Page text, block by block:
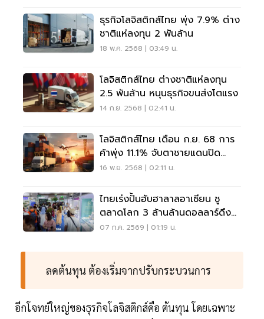
ธุรกิจโลจิสติกส์ไทย พุ่ง 7.9% ต่าง
ชาติแห่ลงทุน 2 พันล้าน
18 พ.ค. 2568 | 03:49 น.
โลจิสติกส์ไทย ต่างชาติแห่ลงทุน
2.5 พันล้าน หนุนธุรกิจขนส่งโตแรง
14 ก.ย. 2568 | 02:41 น.
โลจิสติกส์ไทย เดือน ก.ย. 68 การ
ค้าพุ่ง 11.1% จับตาชายแดนปิด
กิจการเพิ่ม 29.4%
16 พ.ย. 2568 | 02:11 น.
ไทยเร่งปั้นฮับฮาลาลอาเซียน ชู
ตลาดโลก 3 ล้านล้านดอลลาร์ดึง
ลงทุน
07 ก.ค. 2569 | 01:19 น.
ลดต้นทุน ต้องเริ่มจากปรับกระบวนการ
อีกโจทย์ใหญ่ของธุรกิจโลจิสติกส์คือ ต้นทุน โดยเฉพาะ